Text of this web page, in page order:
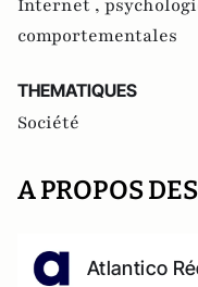
Internet ,
comportementales
THEMATIQUES
Société
A PROPOS
Atlantico